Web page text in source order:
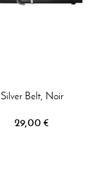
Silver Belt, Noir
29,00 €